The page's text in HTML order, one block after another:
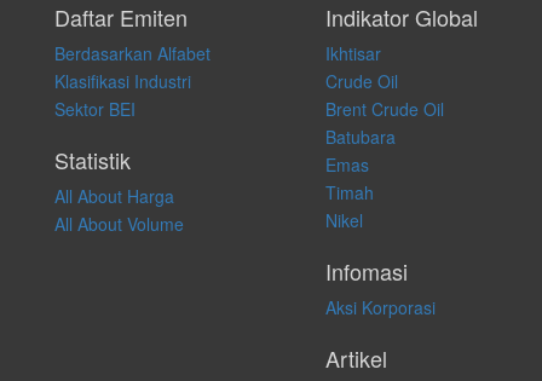
pribadi. Kami tidak memberi anjuran, saran, rekomendasi untuk
membeli, menjual atau melakukan aktivitas lain yang terkait dengan
transaksi perdagangan apapun, dan kami tidak bertanggung jawab
atas keputusan investasi yang dilakukan dalam kondisi dan situasi
apapun juga, yang diakibatkan secara langsung maupun tidak
langsung atas konten pada website ini.
Daftar Emiten
Berdasarkan Alfabet
Klasifikasi Industri
Sektor BEI
Statistik
All About Harga
All About Volume
Indikator Global
Ikhtisar
Crude Oil
Brent Crude Oil
Batubara
Emas
Timah
Nikel
Infomasi
Aksi Korporasi
Artikel